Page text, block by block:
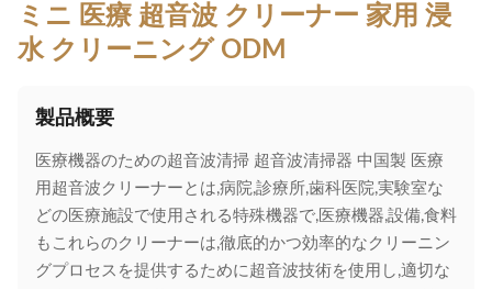
ミニ 医療 超音波 クリーナー 家用 浸
水 クリーニング ODM
製品概要
医療機器のための超音波清掃 超音波清掃器 中国製 医療
用超音波クリーナーとは,病院,診療所,歯科医院,実験室な
どの医療施設で使用される特殊機器で,医療機器,設備,食料
もこれらのクリーナーは,徹底的かつ効率的なクリーニン
グプロセスを提供するために超音波技術を使用し,適切な